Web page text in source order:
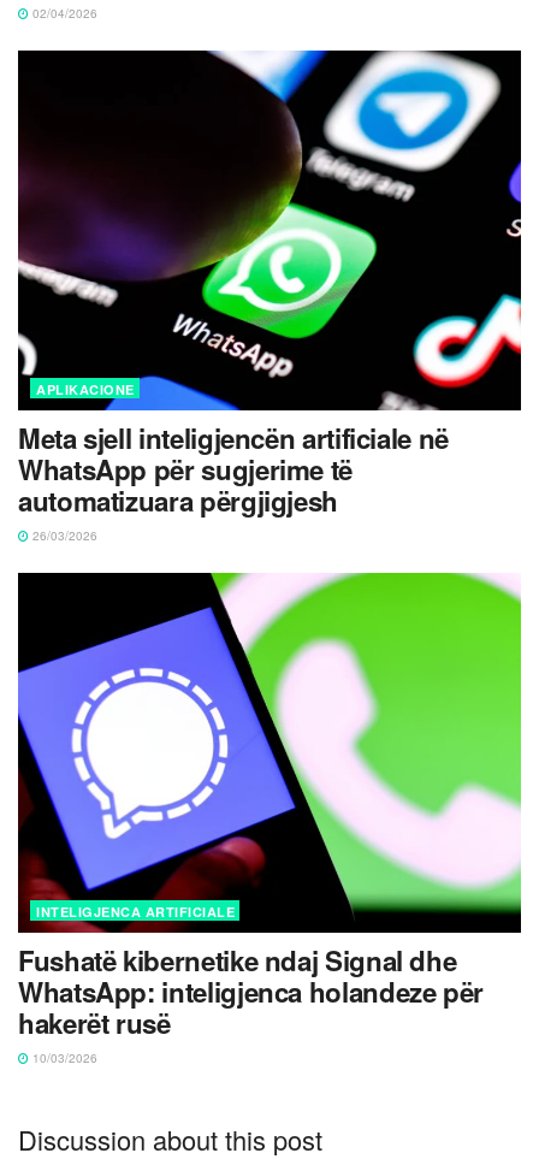
02/04/2026
APLIKACIONE
Meta sjell inteligjencën artificiale në
WhatsApp për sugjerime të
automatizuara përgjigjesh
26/03/2026
INTELIGJENCA ARTIFICIALE
Fushatë kibernetike ndaj Signal dhe
WhatsApp: inteligjenca holandeze për
hakerët rusë
10/03/2026
Discussion about this post